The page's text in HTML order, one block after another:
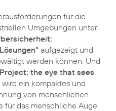
für die
Umgebungen unter
aufgezeigt und
werden können. Und
the eye that sees
wird ein kompaktes und
von menschlichen
für das menschliche Auge